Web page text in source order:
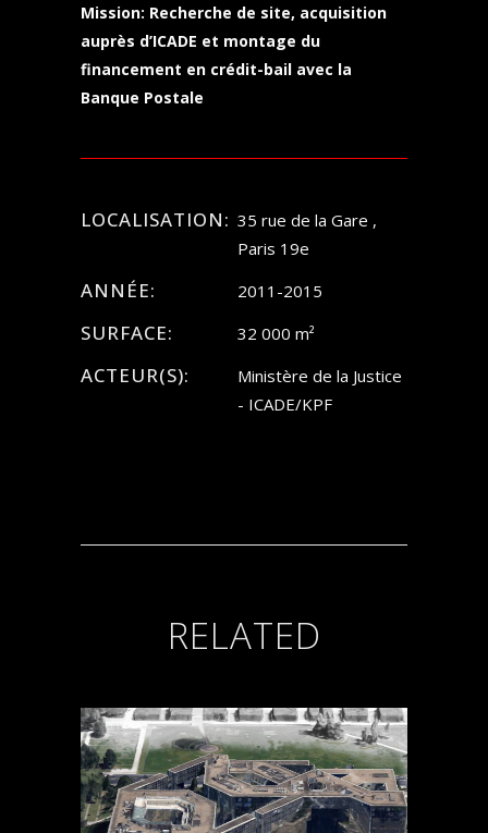
Mission: Recherche de site, acquisition
auprès d’ICADE et montage du
financement en crédit-bail avec la
Banque Postale
LOCALISATION: 35 rue de la Gare ,
Paris 19e
ANNÉE: 2011-2015
SURFACE: 32 000 m²
ACTEUR(S):
Ministère de la Justice
- ICADE/KPF
RELATED